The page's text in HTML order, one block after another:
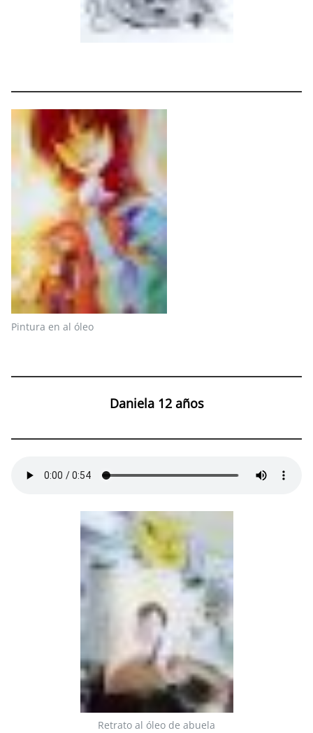
Pintura en al óleo
Daniela 12 años
Retrato al óleo de abuela